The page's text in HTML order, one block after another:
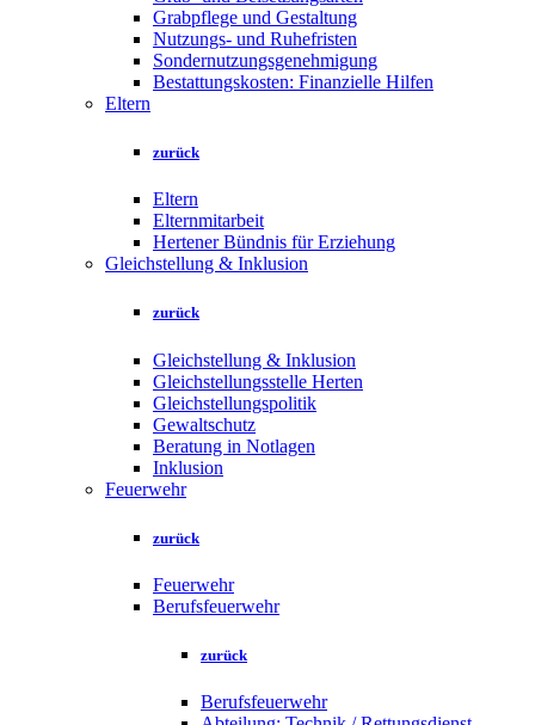
Grabpflege und Gestaltung
Nutzungs- und Ruhefristen
Sondernutzungsgenehmigung
Bestattungskosten: Finanzielle Hilfen
Eltern
zurück
Eltern
Elternmitarbeit
Hertener Bündnis für Erziehung
Gleichstellung & Inklusion
zurück
Gleichstellung & Inklusion
Gleichstellungsstelle Herten
Gleichstellungspolitik
Gewaltschutz
Beratung in Notlagen
Inklusion
Feuerwehr
zurück
Feuerwehr
Berufsfeuerwehr
zurück
Berufsfeuerwehr